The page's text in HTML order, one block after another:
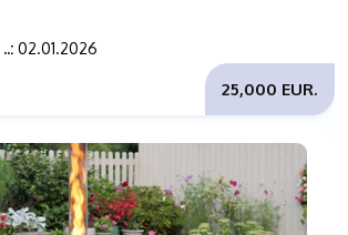
02.01.2026
25,000 EUR.